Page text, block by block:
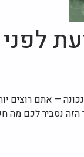
לפני
— אתם רוצים
הזה נסביר לכם מה